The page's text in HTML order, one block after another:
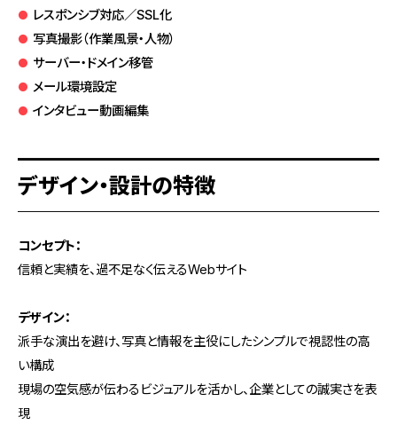
レスポンシブ対応／SSL化
写真撮影（作業風景・人物）
サーバー・ドメイン移管
メール環境設定
インタビュー動画編集
デザイン・設計の特徴
コンセプト：
信頼と実績を、過不足なく伝えるWebサイト
デザイン：
派手な演出を避け、写真と情報を主役にしたシンプルで視認性の高
い構成
現場の空気感が伝わるビジュアルを活かし、企業としての誠実さを表
現